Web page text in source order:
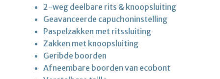
2-weg deelbare rits & knoopsluiting
Geavanceerde capuchoninstelling
Paspelzakken met ritssluiting
Zakken met knoopsluiting
Geribde boorden
Afneembare boorden van ecobont